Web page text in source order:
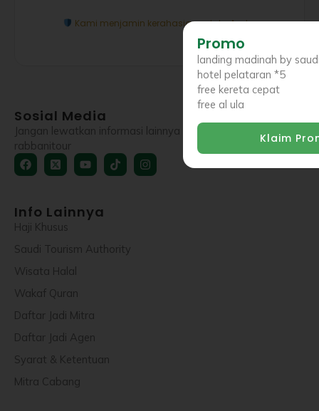
Kami menjamin kerahasiaan data Anda.
Sosial Media
Jangan lewatkan informasi lainnya di sosial media
rabbanitour
Facebook
X-
twitter-
square
YoutubeTiktokInstagram
Info Lainnya
Haji Khusus
Saudi Tourism Authority
Wisata Halal
Wakaf Quran
Daftar Jadi Mitra
Daftar Jadi Agen
Syarat & Ketentuan
Mitra Cabang
Promo
landing madinah by
hotel pelataran *5
free kereta cepat
free al ula
Klaim